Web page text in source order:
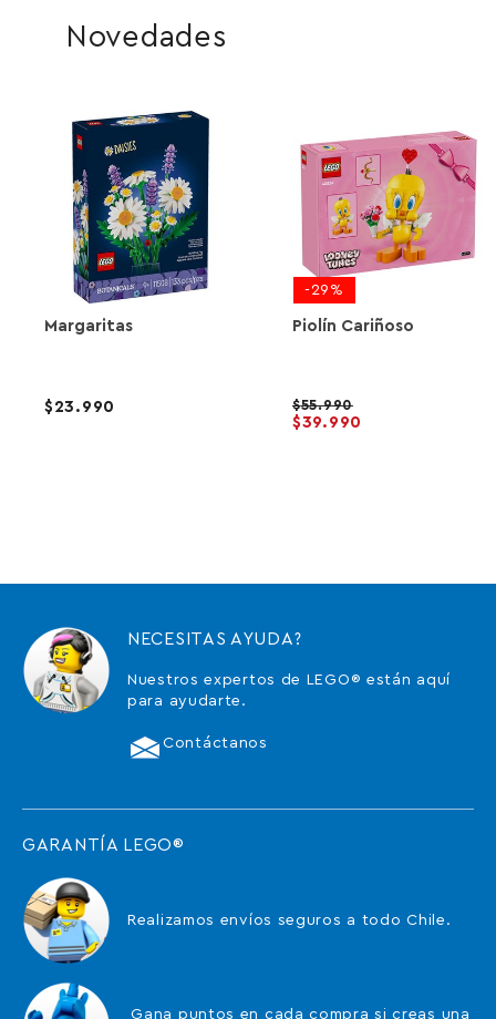
Novedades
Margaritas
23.990
-29%
Piolín Cariñoso
55.990
39.990
NECESITAS AYUDA?
Nuestros expertos de LEGO® están aquí
para ayudarte.
Contáctanos
GARANTÍA LEGO®
Realizamos envíos seguros a todo Chile.
Gana puntos en cada compra si creas una